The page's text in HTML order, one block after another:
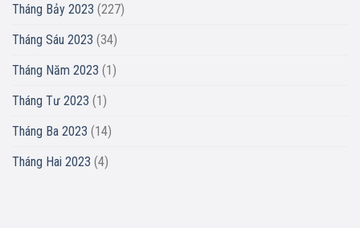
Tháng Bảy 2023 (227)
Tháng Sáu 2023 (34)
Tháng Năm 2023 (1)
Tháng Tư 2023 (1)
Tháng Ba 2023 (14)
Tháng Hai 2023 (4)